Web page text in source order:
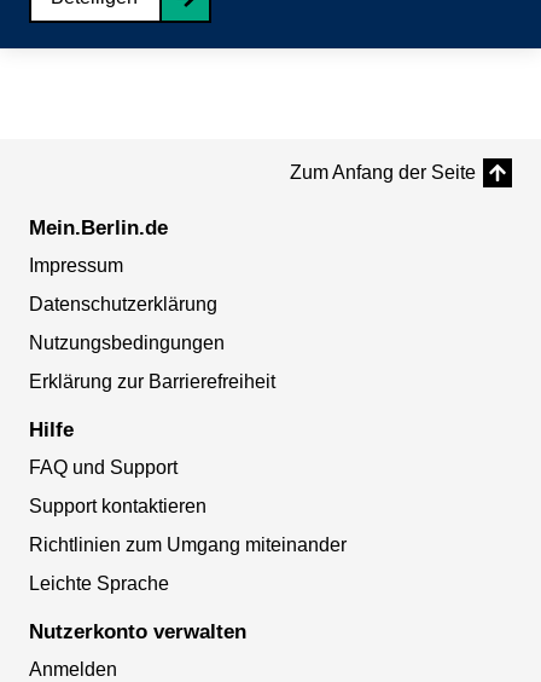
Zum Anfang der Seite
Mein.Berlin.de
Impressum
Datenschutzerklärung
Nutzungsbedingungen
Erklärung zur Barrierefreiheit
Hilfe
FAQ und Support
Support kontaktieren
Richtlinien zum Umgang miteinander
Leichte Sprache
Nutzerkonto verwalten
Anmelden